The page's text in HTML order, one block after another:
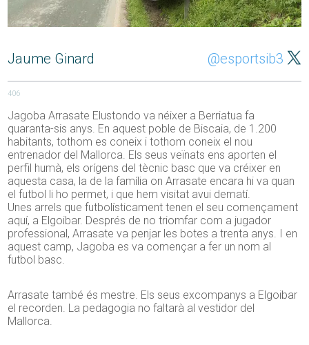
Jaume Ginard @esportsib3
406
Jagoba Arrasate Elustondo va néixer a Berriatua fa
quaranta-sis anys. En aquest poble de Biscaia, de 1.200
habitants, tothom es coneix i tothom coneix el nou
entrenador del Mallorca. Els seus veïnats ens aporten el
perfil humà, els orígens del tècnic basc que va créixer en
aquesta casa, la de la família on Arrasate encara hi va quan
el futbol li ho permet, i que hem visitat avui dematí.
Unes arrels que futbolísticament tenen el seu començament
aquí, a Elgoibar. Després de no triomfar com a jugador
professional, Arrasate va penjar les botes a trenta anys. I en
aquest camp, Jagoba es va començar a fer un nom al
futbol basc.
Arrasate també és mestre. Els seus excompanys a Elgoibar
el recorden. La pedagogia no faltarà al vestidor del
Mallorca.